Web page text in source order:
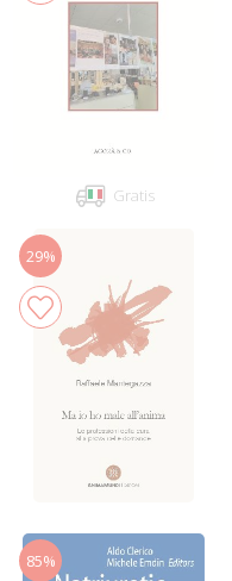
Gratis
29%
85%